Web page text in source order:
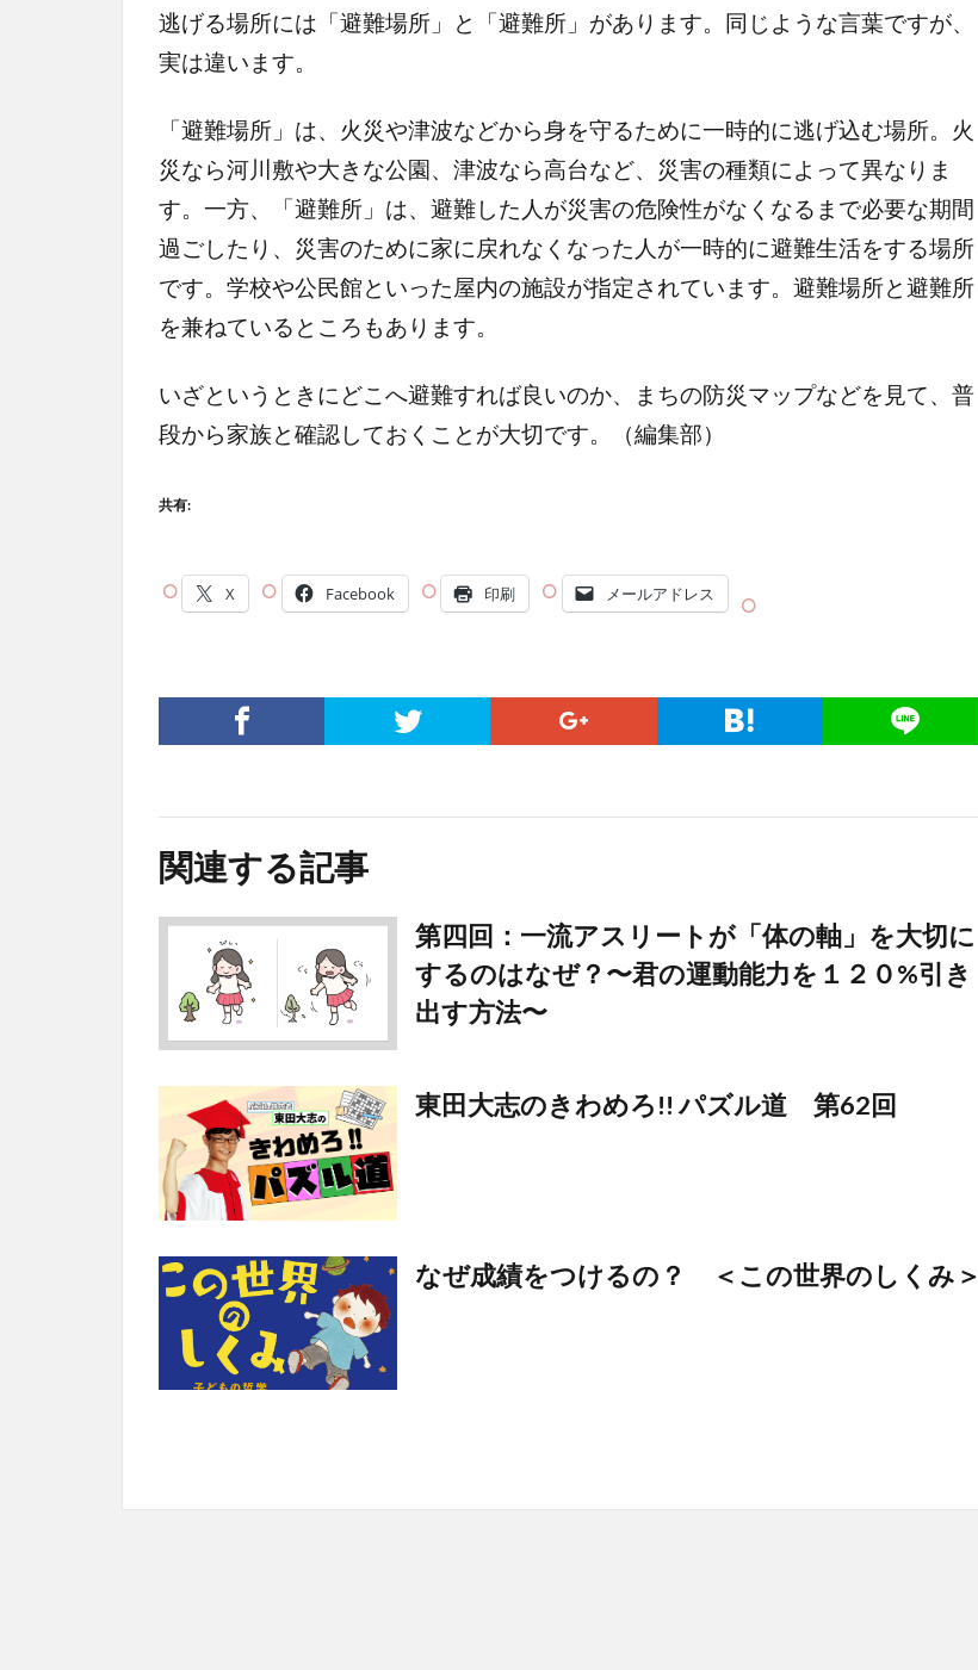
逃げる場所には「避難場所」と「避難所」があります。同じような言葉ですが、
実は違います。
「避難場所」は、火災や津波などから身を守るために一時的に逃げ込む場所。火
災なら河川敷や大きな公園、津波なら高台など、災害の種類によって異なりま
す。一方、「避難所」は、避難した人が災害の危険性がなくなるまで必要な期間
過ごしたり、災害のために家に戻れなくなった人が一時的に避難生活をする場所
です。学校や公民館といった屋内の施設が指定されています。避難場所と避難所
を兼ねているところもあります。
いざというときにどこへ避難すれば良いのか、まちの防災マップなどを見て、普
段から家族と確認しておくことが大切です。（編集部）
共有:
X Facebook 印刷 メールアドレス
関連する記事
第四回：一流アスリートが「体の軸」を大切に
するのはなぜ？〜君の運動能力を１２０%引き
出す方法〜
東田大志のきわめろ!! パズル道 第62回
なぜ成績をつけるの？ ＜この世界のしくみ＞